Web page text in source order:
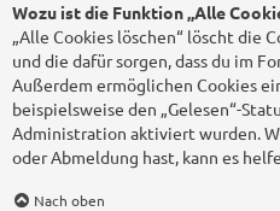
Wozu ist die Funktion „Alle
„Alle Cookies löschen“ löscht die
und die dafür sorgen, dass du im
Außerdem ermöglichen Cookies
beispielsweise den „Gelesen“-
Administration aktiviert wurden.
oder Abmeldung hast, kann es
Nach oben